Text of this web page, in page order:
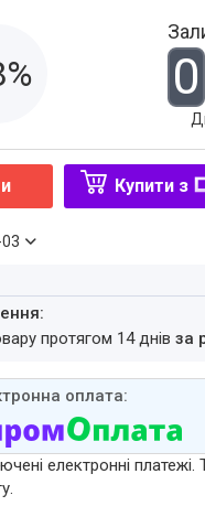
0
Купити з
протягом 14 днів за
електронні